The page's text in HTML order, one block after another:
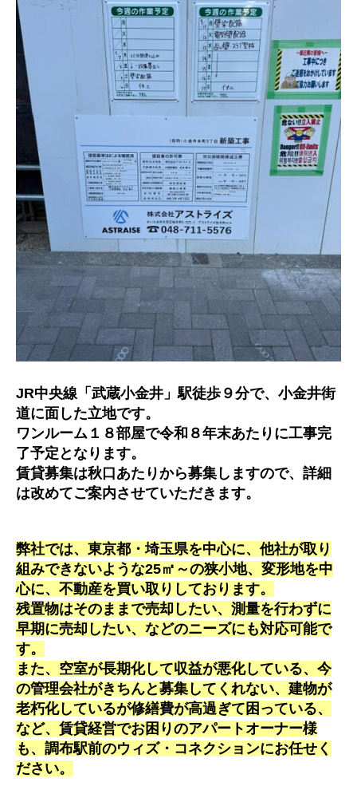
JR中央線「武蔵小金井」駅徒歩９分で、小金井街
道に面した立地です。
ワンルーム１８部屋で令和８年末あたりに工事完
了予定となります。
賃貸募集は秋口あたりから募集しますので、詳細
は改めてご案内させていただきます。
弊社では、東京都・埼玉県を中心に、他社が取り
組みできないような25㎡～の狭小地、変形地を中
心に、不動産を買い取りしております。
残置物はそのままで売却したい、測量を行わずに
早期に売却したい、などのニーズにも対応可能で
す。
また、空室が長期化して収益が悪化している、今
の管理会社がきちんと募集してくれない、建物が
老朽化しているが修繕費が高過ぎて困っている、
など、賃貸経営でお困りのアパートオーナー様
も、調布駅前のウィズ・コネクションにお任せく
ださい。